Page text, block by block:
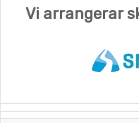
Vi arrangerar